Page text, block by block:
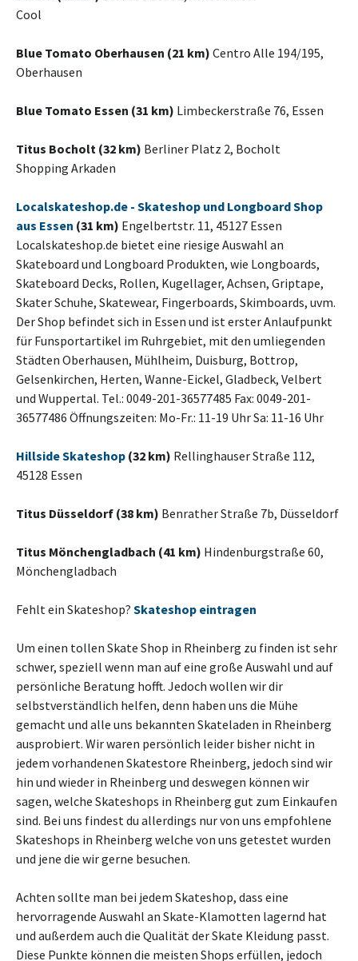
Cool
Blue Tomato Oberhausen (21 km) Centro Alle 194/195,
Oberhausen
Blue Tomato Essen (31 km) Limbeckerstraße 76, Essen
Titus Bocholt (32 km) Berliner Platz 2, Bocholt
Shopping Arkaden
Localskateshop.de - Skateshop und Longboard Shop
aus Essen (31 km) Engelbertstr. 11, 45127 Essen
Localskateshop.de bietet eine riesige Auswahl an
Skateboard und Longboard Produkten, wie Longboards,
Skateboard Decks, Rollen, Kugellager, Achsen, Griptape,
Skater Schuhe, Skatewear, Fingerboards, Skimboards, uvm.
Der Shop befindet sich in Essen und ist erster Anlaufpunkt
für Funsportartikel im Ruhrgebiet, mit den umliegenden
Städten Oberhausen, Mühlheim, Duisburg, Bottrop,
Gelsenkirchen, Herten, Wanne-Eickel, Gladbeck, Velbert
und Wuppertal. Tel.: 0049-201-36577485 Fax: 0049-201-
36577486 Öffnungszeiten: Mo-Fr.: 11-19 Uhr Sa: 11-16 Uhr
Hillside Skateshop (32 km) Rellinghauser Straße 112,
45128 Essen
Titus Düsseldorf (38 km) Benrather Straße 7b, Düsseldorf
Titus Mönchengladbach (41 km) Hindenburgstraße 60,
Mönchengladbach
Fehlt ein Skateshop? Skateshop eintragen
Um einen tollen Skate Shop in Rheinberg zu finden ist sehr
schwer, speziell wenn man auf eine große Auswahl und auf
persönliche Beratung hofft. Jedoch wollen wir dir
selbstverständlich helfen, denn haben uns die Mühe
gemacht und alle uns bekannten Skateladen in Rheinberg
ausprobiert. Wir waren persönlich leider bisher nicht in
jedem vorhandenen Skatestore Rheinberg, jedoch sind wir
hin und wieder in Rheinberg und deswegen können wir
sagen, welche Skateshops in Rheinberg gut zum Einkaufen
sind. Bei uns findest du allerdings nur von uns empfohlene
Skateshops in Rheinberg welche von uns getestet wurden
und jene die wir gerne besuchen.
Achten sollte man bei jedem Skateshop, dass eine
hervorragende Auswahl an Skate-Klamotten lagernd hat
und außerdem auch die Qualität der Skate Kleidung passt.
Diese Punkte können die meisten Shops erfüllen, jedoch